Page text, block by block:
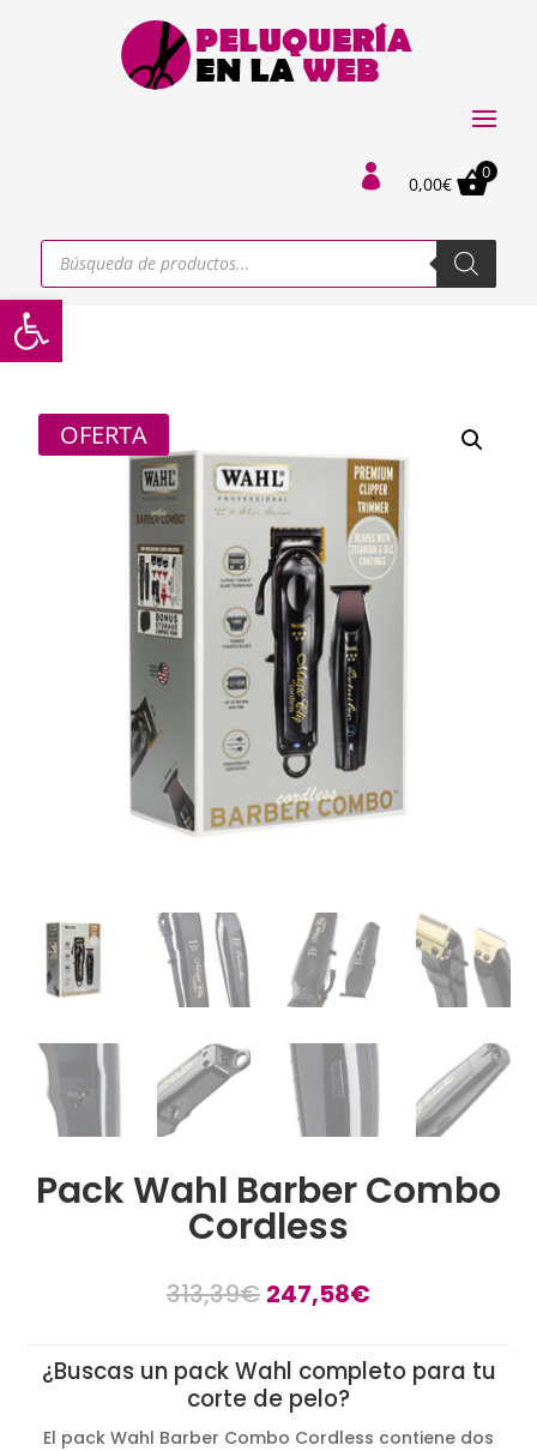
Abrir barra de herramientas
 0,00€
0
Búsqueda
productos
OFERTA
Pack Wahl Barber Combo
Cordless
313,39€ 247,58€
¿Buscas un pack Wahl completo para tu
corte de pelo?
El pack Wahl Barber Combo Cordless contiene dos